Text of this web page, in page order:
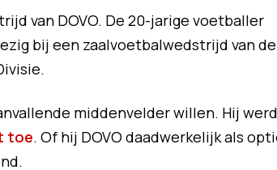
van DOVO. De 20-jarige voetballer
bij een zaalvoetbalwedstrijd van de
middenvelder willen. Hij werd
toe. Of hij DOVO daadwerkelijk als